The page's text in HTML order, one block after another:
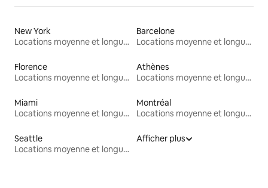
New York
Locations moyenne et longue durée
Barcelone
Locations moyenne et longue durée
Florence
Locations moyenne et longue durée
Athènes
Locations moyenne et longue durée
Miami
Locations moyenne et longue durée
Montréal
Locations moyenne et longue durée
Seattle
Locations moyenne et longue durée
Afficher plus